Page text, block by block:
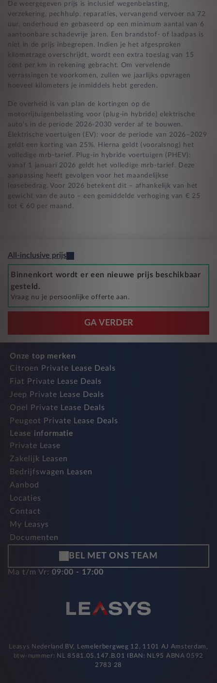
De weergegeven prijs is inclusief wegenbelasting,
verzekering, pechhulp, reparaties, vervangend vervoer na 72
uur, onderhoud en gebaseerd op een minimum aantal van 6
aantoonbare schadevrije jaren. Een brandstof- of laadpas is
niet in de prijs inbegrepen. Indien je het afgesproken
kilometrage overschrijdt, wordt een extra toeslag van 15
cent per km in rekening gebracht. Om vervelende
verrassingen te voorkomen, zullen we jaarlijks opvragen
hoeveel kilometers je inmiddels hebt gereden.
De overheid is van plan de kortingen op de
motorrijtuigenbelasting voor (plug-in hybride) elektrische
auto’s in de periode 2026-2030 verder af te bouwen.
Elektrische voertuigen (EV): voor de periode van 2026–2029
geldt een korting van 25%. Hierna geldt (vooralsnog) het
volledige mrb-tarief. Plug-in hybride voertuigen (PHEV):
vanaf 1 januari 2026 geldt het volledige mrb-tarief. Deze
aanpassing heeft gevolgen voor het maandelijkse
leasebedrag. Voor 2026 betekent dit – afhankelijk van het
gewicht van de auto – een gemiddelde verhoging van € 25
tot € 60 per maand.
All-inclusive prijs
Binnenkort wordt er een nieuwe prijs beschikbaar
gesteld.
Vraag nu je persoonlijke offerte aan.
GA VERDER
Onze top merken
Citroen Private Lease Deals
Fiat Private Lease Deals
Jeep Private Lease Deals
Opel Private Lease Deals
Peugeot Private Lease Deals
Lease informatie
Private Lease
Zakelijk Leasen
Bedrijfswagen Leasen
Aanbod
Locaties
Contact
My Leasys
Documenten
BEL MET ONS TEAM
Ma t/m Vr: 09:00 - 17:00
Leasys Nederland BV, Lemelerbergweg 12, 1101 AJ Amsterdam,
btw-nummer: NL 8581.05.147.B.01 IBAN: NL95 ABNA 0592
2783 28